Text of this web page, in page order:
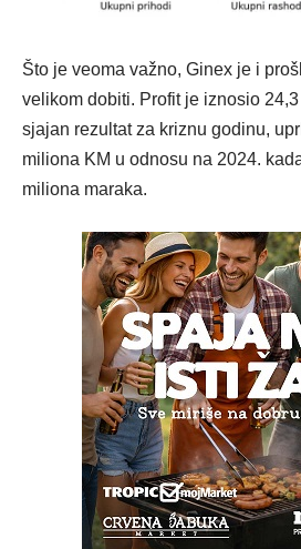
Što je veoma važno, Ginex je i
velikom dobiti. Profit je iznosio
sjajan rezultat za kriznu godinu,
miliona KM u odnosu na 2024.
miliona maraka.